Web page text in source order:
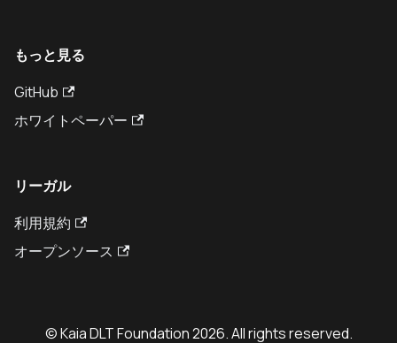
もっと見る
GitHub
ホワイトペーパー
リーガル
利用規約
オープンソース
© Kaia DLT Foundation 2026. All rights reserved.